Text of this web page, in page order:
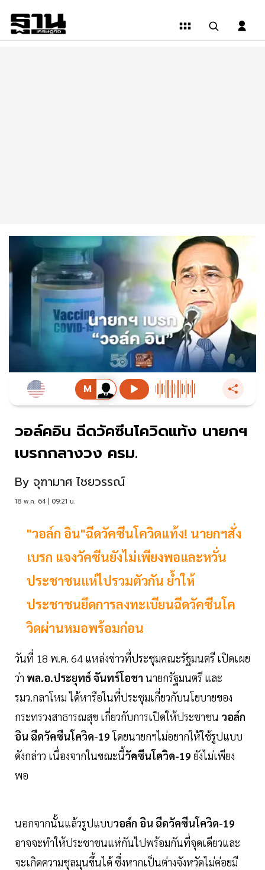
วอล์คอิน​ ฉีดวัคซีนโควิดแท้ง​ นายกฯ
เบรกกลางวง ​ครม.
By จุฑามาศ ไชยวรรณ์
18 พ.ค. 64 | 09:21 น.
"วอล์ก อิน"ฉีดวัคซีนโควิดแท้ง! นายกฯสั่ง
เบรก แจงวัคซีนยังไม่เพียงพอและหวั่น
ประชาชนแห่ไปรวมตัวกัน ย้ำให้
ประชาชนยึดการลงทะเบียนฉีดวัคซีนโค
วิดผ่านหมอพร้อมก่อน
วันที่ 18 พ.ค. 64 แหล่งข่าวที่ประชุมคณะรัฐมนตรี เปิดเผย
ว่า พล.อ.ประยุทธ์ จันทร์โอชา นายกรัฐมนตรี และ
รมว.กลาโหม ได้หารือในที่ประชุมเกี่ยวกับนโยบายของ
กระทรวงสาธารณสุข เกี่ยวกับการเปิดให้ประชาชน วอล์ก
อิน ฉีดวัคซีนโควิด-19โดยนายกฯไม่อยากให้ใช้รูปแบบ
ดังกล่าว เนื่องจากในขณะนี้วัคซีนโควิด-19 ยังไม่เพียง
พอ
นอกจากนั้นแล้วรูปแบบวอล์ก อิน ฉีดวัคซีนโควิด-19
อาจจะทำให้ประชาชนแห่กันไปพร้อมกันที่จุดเดียวและ
จะเกิดความชุลมุนขึ้นได้ ซึ่งหากเป็นต่างจังหวัดไม่ค่อยมี